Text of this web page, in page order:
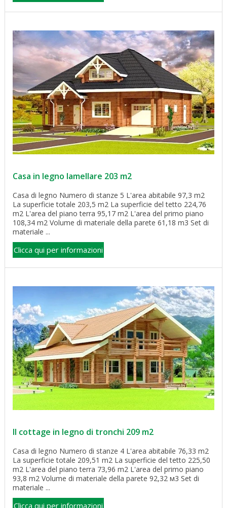
Casa in legno lamellare 203 m2
Casa di legno Numero di stanze 5 L'area abitabile 97,3 m2
La superficie totale 203,5 m2 La superficie del tetto 224,76
m2 L'area del piano terra 95,17 m2 L'area del primo piano
108,34 m2 Volume di materiale della parete 61,18 m3 Set di
materiale ...
Clicca qui per informazioni
Il cottage in legno di tronchi 209 m2
Casa di legno Numero di stanze 4 L'area abitabile 76,33 m2
La superficie totale 209,51 m2 La superficie del tetto 225,50
m2 L'area del piano terra 73,96 m2 L'area del primo piano
93,8 m2 Volume di materiale della parete 92,32 м3 Set di
materiale ...
Clicca qui per informazioni